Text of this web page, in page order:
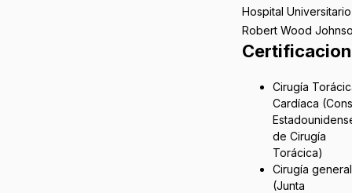
Hospital Universitario
Robert Wood
Cirugía
Cardíaca
de Cirugía
Torácica)
Cirugía general
(Junta